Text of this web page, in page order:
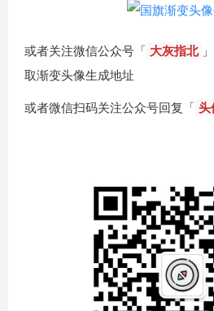
或者关注微信公众号「 大灰指北
取渐变头像生成地址
或者微信扫码关注公众号回复「 头